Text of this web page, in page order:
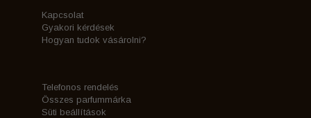
Kapcsolat
Gyakori kérdések
Hogyan tudok vásárolni?
Telefonos rendelés
Összes parfummárka
Süti beállítások